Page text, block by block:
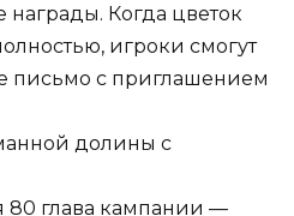
награды. Когда цветок
игроки смогут
письмо с приглашением
долины с
80 глава кампании —